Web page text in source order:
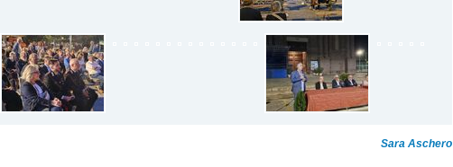
Sara Aschero